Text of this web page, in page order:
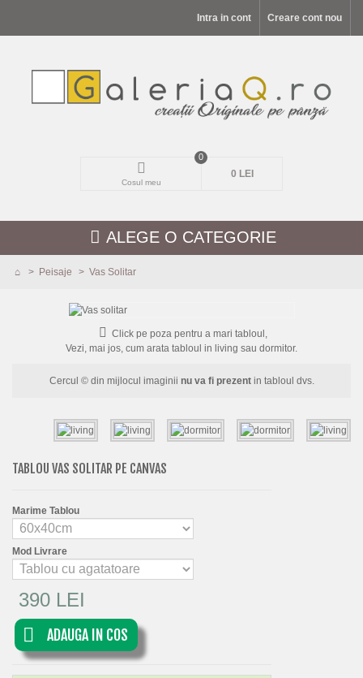
Intra in cont Creare cont nou
Cosul meu
0
0 LEI
ALEGE O CATEGORIE
ABSTRACTE
> Peisaje > Vas Solitar
Click pe poza pentru a mari tabloul,
Vezi, mai jos, cum arata tabloul in living sau dormitor.
Cercul © din mijlocul imaginii nu va fi prezentin tabloul dvs.
TABLOU VAS SOLITAR PE CANVAS
Marime Tablou
Mod Livrare
390 LEI
ADAUGA IN COS